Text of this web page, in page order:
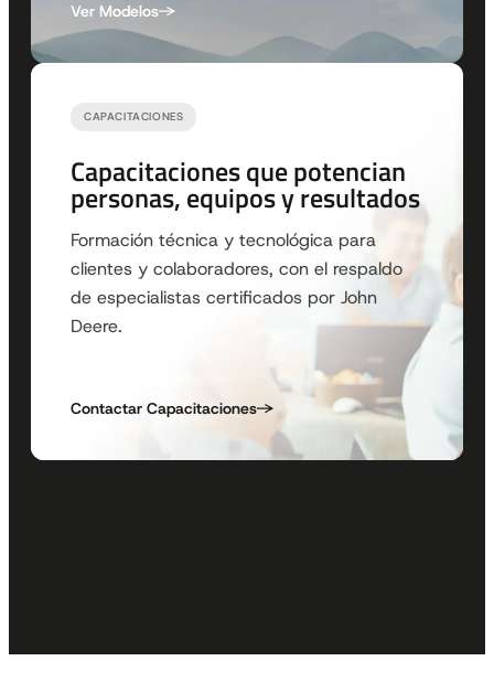
Ver Modelos
CAPACITACIONES
Capacitaciones que potencian
personas, equipos y resultados
Formación técnica y tecnológica para
clientes y colaboradores, con el respaldo
de especialistas certificados por John
Deere.
Contactar Capacitaciones